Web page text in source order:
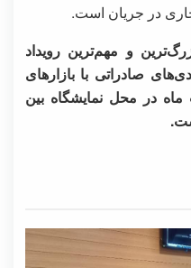
در جریان است.
ایران اکسپو ۱۴۰۳ بزرگ‌ترین و مهم‌ترین رویداد
صادراتی با بازارهای
تا ۱۲ اردیبهشت ماه در محل نمایشگاه بین